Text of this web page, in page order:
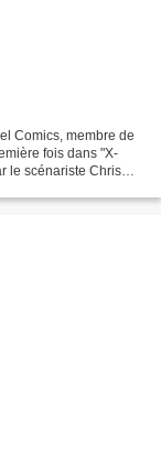
Comics, membre de
fois dans "X-
le scénariste Chris